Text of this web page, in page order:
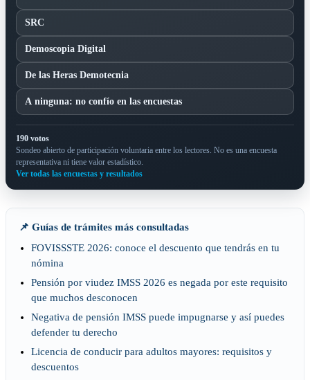
SRC
Demoscopia Digital
De las Heras Demotecnia
A ninguna: no confío en las encuestas
190 votos
Sondeo abierto de participación voluntaria entre los lectores. No es una encuesta
representativa ni tiene valor estadístico.
Ver todas las encuestas y resultados
📌 Guías de trámites más consultadas
FOVISSSTE 2026: conoce el descuento que tendrás en tu
nómina
Pensión por viudez IMSS 2026 es negada por este requisito
que muchos desconocen
Negativa de pensión IMSS puede impugnarse y así puedes
defender tu derecho
Licencia de conducir para adultos mayores: requisitos y
descuentos